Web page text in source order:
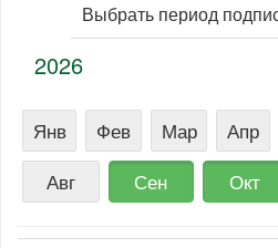
Выбрать период
2026
Янв Фев Мар Апр
Авг
Сен Окт